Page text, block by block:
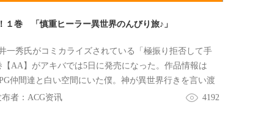
巻 「慎重ヒーラー異世界のんびり旅♪」
一秀氏がコミカライズされている「極振り拒否して手
AA】がアキバでは5日に発売になった。作品情報は
仲間達と白い空間にいた僕。神が異世界行きを言い渡
者： ACG资讯 4192